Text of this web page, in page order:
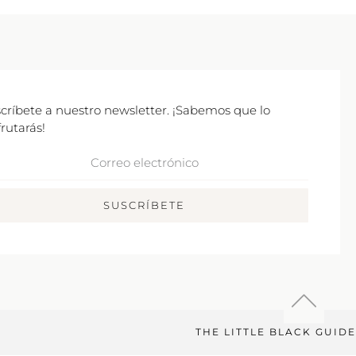
a nuestro newsletter. ¡Sabemos que lo
SUSCRÍBETE
THE LITTLE BLACK GUIDE